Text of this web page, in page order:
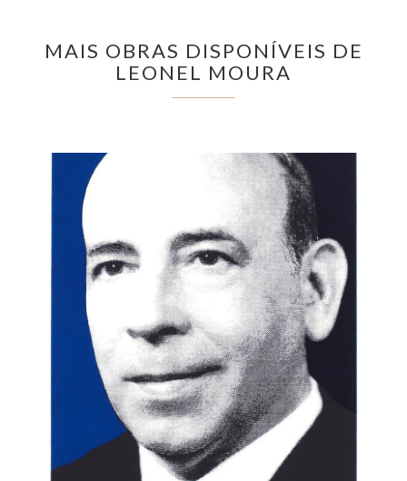
MAIS OBRAS DISPONÍVEIS DE
LEONEL MOURA